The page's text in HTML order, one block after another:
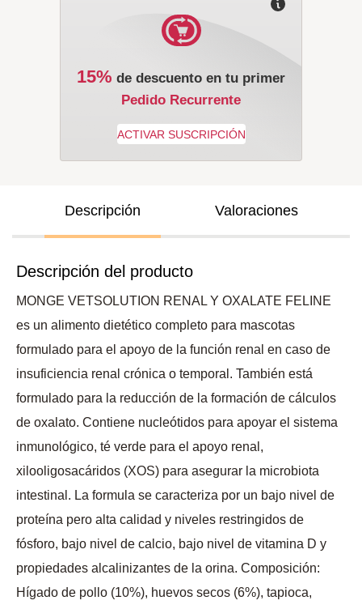
15% de descuento en tu primer
Pedido Recurrente
Descripción Valoraciones
Descripción del producto
MONGE VETSOLUTION RENAL Y OXALATE FELINE
es un alimento dietético completo para mascotas
formulado para el apoyo de la función renal en caso de
insuficiencia renal crónica o temporal. También está
formulado para la reducción de la formación de cálculos
de oxalato. Contiene nucleótidos para apoyar el sistema
inmunológico, té verde para el apoyo renal,
xilooligosacáridos (XOS) para asegurar la microbiota
intestinal. La formula se caracteriza por un bajo nivel de
proteína pero alta calidad y niveles restringidos de
fósforo, bajo nivel de calcio, bajo nivel de vitamina D y
propiedades alcalinizantes de la orina. Composición:
Hígado de pollo (10%), huevos secos (6%), tapioca,